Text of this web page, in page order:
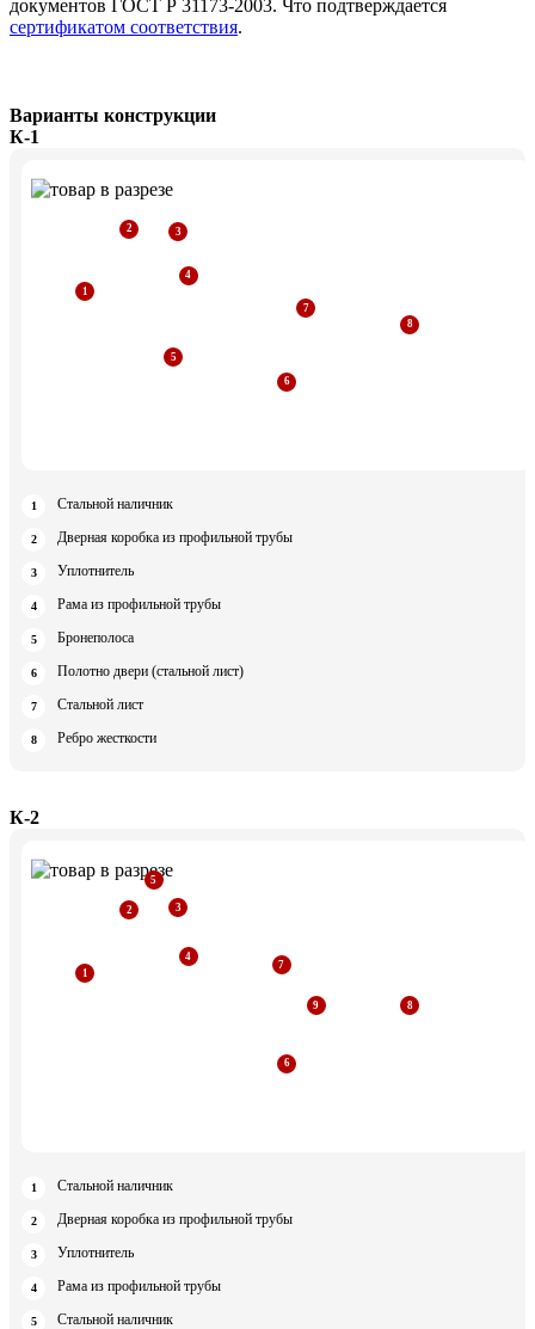
документов ГОСТ Р 31173-2003. Что подтверждается
сертификатом соответствия.
Варианты конструкции
К-1
Стальной наличник
Дверная коробка из профильной трубы
Уплотнитель
Рама из профильной трубы
Бронеполоса
Полотно двери (стальной лист)
Стальной лист
Ребро жесткости
К-2
Стальной наличник
Дверная коробка из профильной трубы
Уплотнитель
Рама из профильной трубы
Стальной наличник